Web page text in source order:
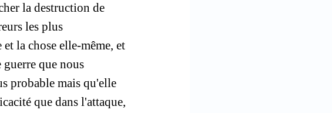
la destruction de
les plus
la chose elle-même, et
guerre que nous
probable mais qu'elle
que dans l'attaque,